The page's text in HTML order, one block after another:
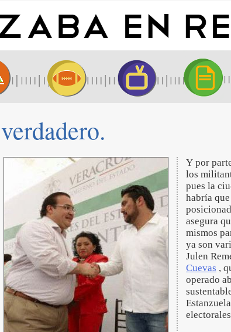
Y por
los
pues la
habría
asegura
mismos
ya son
Julen
Cuevas ,
operado